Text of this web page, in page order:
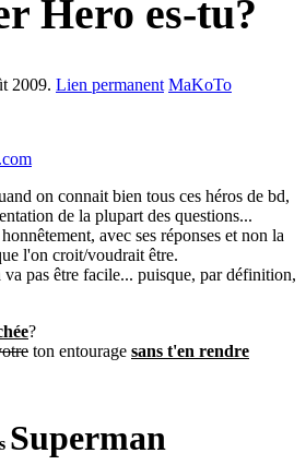
Hero es-tu?
2009. Lien permanent MaKoTo
on connait bien tous ces héros de bd,
de la plupart des questions...
avec ses réponses et non la
l'on croit/voudrait être.
pas être facile... puisque, par définition,
?
ton entourage sans t'en rendre
Superman